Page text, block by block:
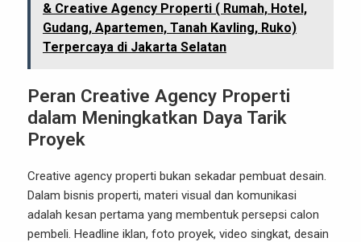
& Creative Agency Properti ( Rumah, Hotel,
Gudang, Apartemen, Tanah Kavling, Ruko)
Terpercaya di Jakarta Selatan
Peran Creative Agency Properti
dalam Meningkatkan Daya Tarik
Proyek
Creative agency properti bukan sekadar pembuat desain.
Dalam bisnis properti, materi visual dan komunikasi
adalah kesan pertama yang membentuk persepsi calon
pembeli. Headline iklan, foto proyek, video singkat, desain